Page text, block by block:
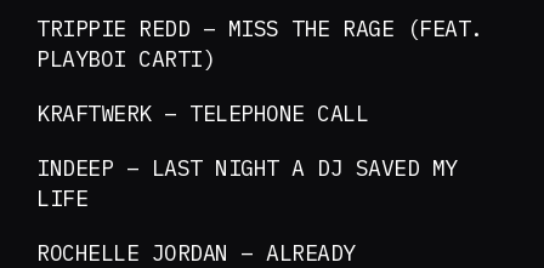
TRIPPIE REDD – MISS THE RAGE (FEAT.
PLAYBOI CARTI)
KRAFTWERK – TELEPHONE CALL
INDEEP – LAST NIGHT A DJ SAVED MY
LIFE
ROCHELLE JORDAN – ALREADY